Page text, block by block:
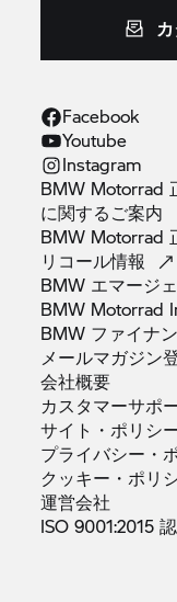
Facebook
Youtube
Instagram
BMW Motorrad
に関するご案内
BMW Motorrad
リコール情報
BMW エマージ
BMW Motorrad
BMW ファイナ
メールマガジン
会社概要
カスタマーサポ
サイト・ポリシ
プライバシー・
クッキー・ポリ
運営会社
ISO 9001:2015